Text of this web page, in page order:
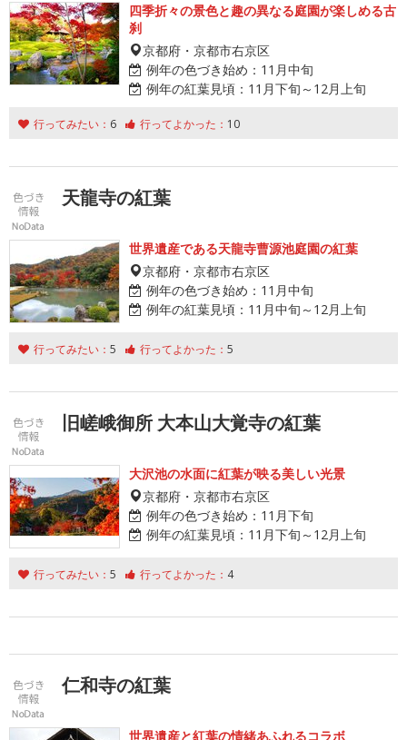
四季折々の景色と趣の異なる庭園が楽しめる古
刹
京都府・京都市右京区
例年の色づき始め： 11月中旬
例年の紅葉見頃： 11月下旬～12月上旬
行ってみたい： 6 行ってよかった： 10
天龍寺の紅葉
世界遺産である天龍寺曹源池庭園の紅葉
京都府・京都市右京区
例年の色づき始め： 11月中旬
例年の紅葉見頃： 11月中旬～12月上旬
行ってみたい： 5 行ってよかった： 5
旧嵯峨御所 大本山大覚寺の紅葉
大沢池の水面に紅葉が映る美しい光景
京都府・京都市右京区
例年の色づき始め： 11月下旬
例年の紅葉見頃： 11月下旬～12月上旬
行ってみたい： 5 行ってよかった： 4
仁和寺の紅葉
世界遺産と紅葉の情緒あふれるコラボ